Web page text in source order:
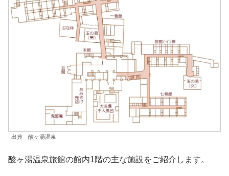
出典 酸ヶ湯温泉
酸ヶ湯温泉旅館の館内1階の主な施設をご紹介します。